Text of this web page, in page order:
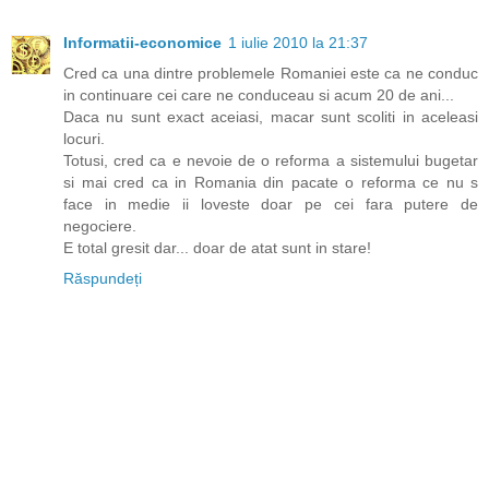
Informatii-economice 1 iulie 2010 la 21:37
Cred ca una dintre problemele Romaniei este ca ne conduc
in continuare cei care ne conduceau si acum 20 de ani...
Daca nu sunt exact aceiasi, macar sunt scoliti in aceleasi
locuri.
Totusi, cred ca e nevoie de o reforma a sistemului bugetar
si mai cred ca in Romania din pacate o reforma ce nu s
face in medie ii loveste doar pe cei fara putere de
negociere.
E total gresit dar... doar de atat sunt in stare!
Răspundeți